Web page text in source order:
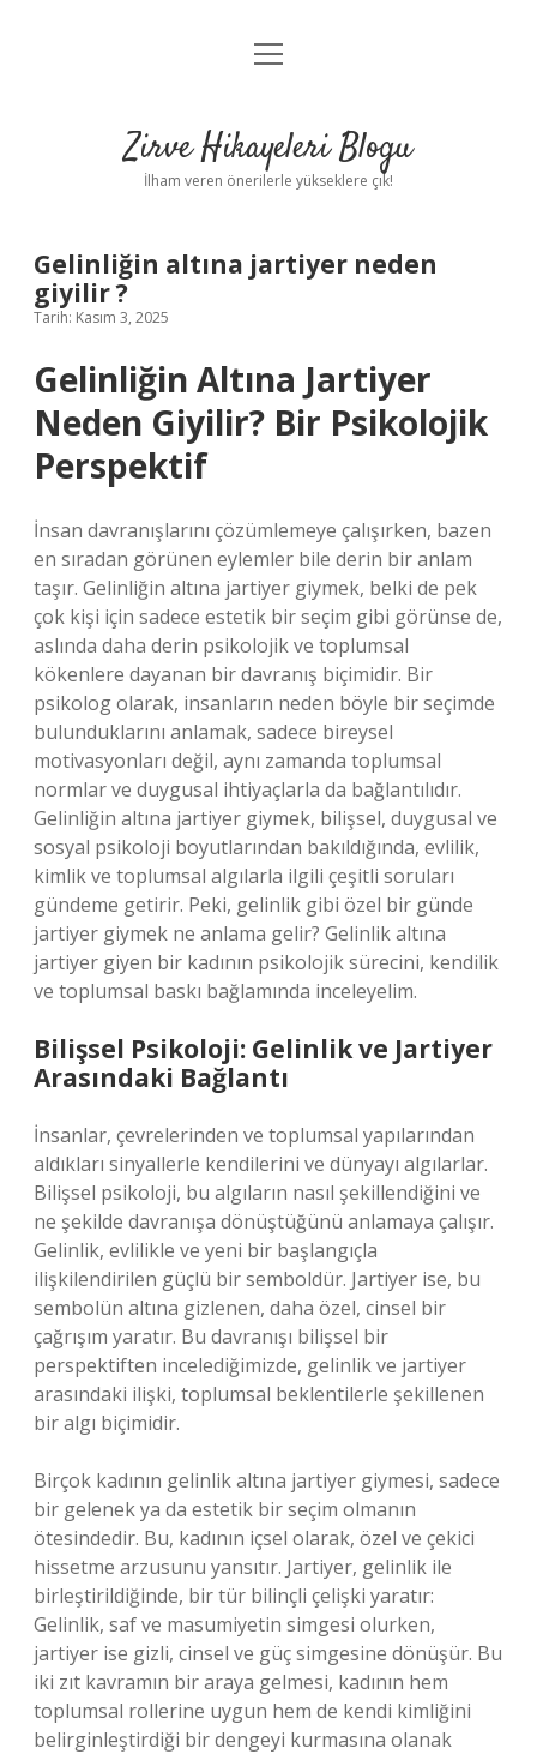
Anasayfa
Yasal Uyarı
menüyü
Zirve Hikayeleri Blogu
İlham veren önerilerle yükseklere çık!
Gelinliğin altına jartiyer neden
giyilir ?
Tarih: Kasım 3, 2025
Gelinliğin Altına Jartiyer
Neden Giyilir? Bir Psikolojik
Perspektif
İnsan davranışlarını çözümlemeye çalışırken, bazen
en sıradan görünen eylemler bile derin bir anlam
taşır. Gelinliğin altına jartiyer giymek, belki de pek
çok kişi için sadece estetik bir seçim gibi görünse de,
aslında daha derin psikolojik ve toplumsal
kökenlere dayanan bir davranış biçimidir. Bir
psikolog olarak, insanların neden böyle bir seçimde
bulunduklarını anlamak, sadece bireysel
motivasyonları değil, aynı zamanda toplumsal
normlar ve duygusal ihtiyaçlarla da bağlantılıdır.
Gelinliğin altına jartiyer giymek, bilişsel, duygusal ve
sosyal psikoloji boyutlarından bakıldığında, evlilik,
kimlik ve toplumsal algılarla ilgili çeşitli soruları
gündeme getirir. Peki, gelinlik gibi özel bir günde
jartiyer giymek ne anlama gelir? Gelinlik altına
jartiyer giyen bir kadının psikolojik sürecini, kendilik
ve toplumsal baskı bağlamında inceleyelim.
Bilişsel Psikoloji: Gelinlik ve Jartiyer
Arasındaki Bağlantı
İnsanlar, çevrelerinden ve toplumsal yapılarından
aldıkları sinyallerle kendilerini ve dünyayı algılarlar.
Bilişsel psikoloji, bu algıların nasıl şekillendiğini ve
ne şekilde davranışa dönüştüğünü anlamaya çalışır.
Gelinlik, evlilikle ve yeni bir başlangıçla
ilişkilendirilen güçlü bir semboldür. Jartiyer ise, bu
sembolün altına gizlenen, daha özel, cinsel bir
çağrışım yaratır. Bu davranışı bilişsel bir
perspektiften incelediğimizde, gelinlik ve jartiyer
arasındaki ilişki, toplumsal beklentilerle şekillenen
bir algı biçimidir.
Birçok kadının gelinlik altına jartiyer giymesi, sadece
bir gelenek ya da estetik bir seçim olmanın
ötesindedir. Bu, kadının içsel olarak, özel ve çekici
hissetme arzusunu yansıtır. Jartiyer, gelinlik ile
birleştirildiğinde, bir tür bilinçli çelişki yaratır:
Gelinlik, saf ve masumiyetin simgesi olurken,
jartiyer ise gizli, cinsel ve güç simgesine dönüşür. Bu
iki zıt kavramın bir araya gelmesi, kadının hem
toplumsal rollerine uygun hem de kendi kimliğini
belirginleştirdiği bir dengeyi kurmasına olanak